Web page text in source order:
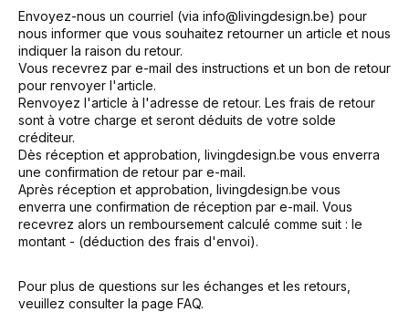
Envoyez-nous un courriel (via info@livingdesign.be) pour
nous informer que vous souhaitez retourner un article et nous
indiquer la raison du retour.
Vous recevrez par e-mail des instructions et un bon de retour
pour renvoyer l'article.
Renvoyez l'article à l'adresse de retour. Les frais de retour
sont à votre charge et seront déduits de votre solde
créditeur.
Dès réception et approbation, livingdesign.be vous enverra
une confirmation de retour par e-mail.
Après réception et approbation, livingdesign.be vous
enverra une confirmation de réception par e-mail. Vous
recevrez alors un remboursement calculé comme suit : le
montant - (déduction des frais d'envoi).
Pour plus de questions sur les échanges et les retours,
veuillez consulter la page FAQ.